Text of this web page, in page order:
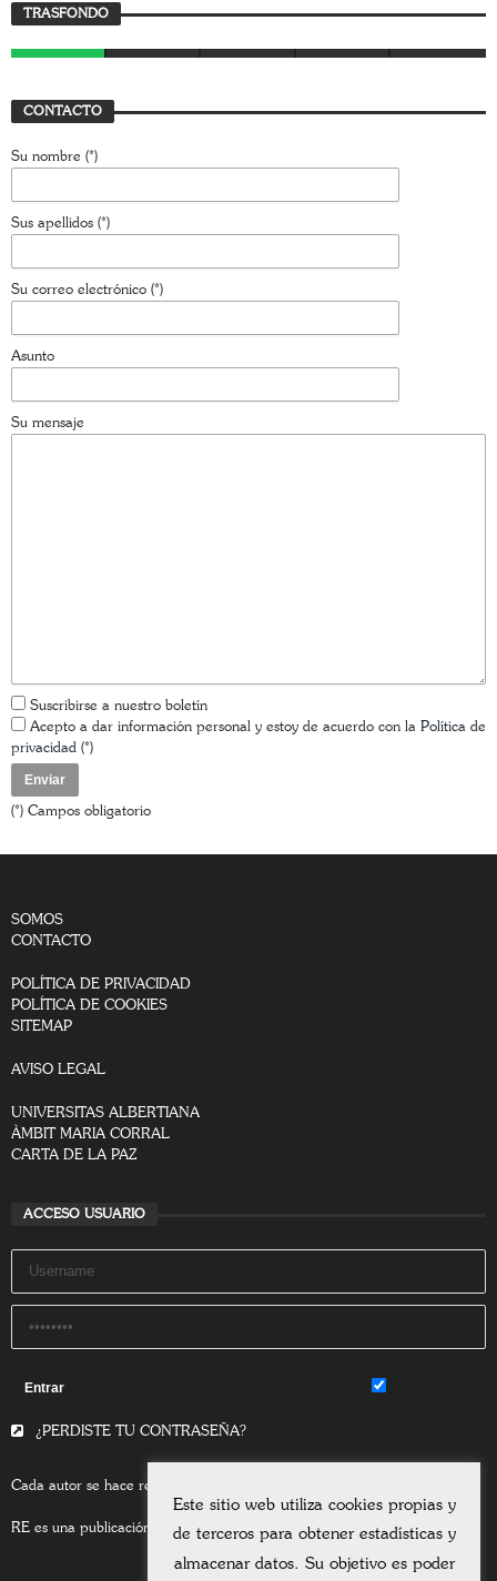
TRASFONDO
JAVIER BUSTAMANTE
CONTACTO
Su nombre (*)
Sus apellidos (*)
Su correo electrónico (*)
Asunto
Su mensaje
Suscribirse a nuestro boletín
Acepto a dar información personal y estoy de acuerdo con la Política de
privacidad (*)
(*) Campos obligatorio
SOMOS
CONTACTO
POLÍTICA DE PRIVACIDAD
POLÍTICA DE COOKIES
SITEMAP
AVISO LEGAL
UNIVERSITAS ALBERTIANA
ÀMBIT MARIA CORRAL
CARTA DE LA PAZ
ACCESO USUARIO
¿PERDISTE TU CONTRASEÑA?
Cada autor se hace responsable del contenido de sus escritos.
RE es una publicación asociada a la Universitas Albertiana.
Este sitio web utiliza cookies propias y
de terceros para obtener estadísticas y
almacenar datos. Su objetivo es poder